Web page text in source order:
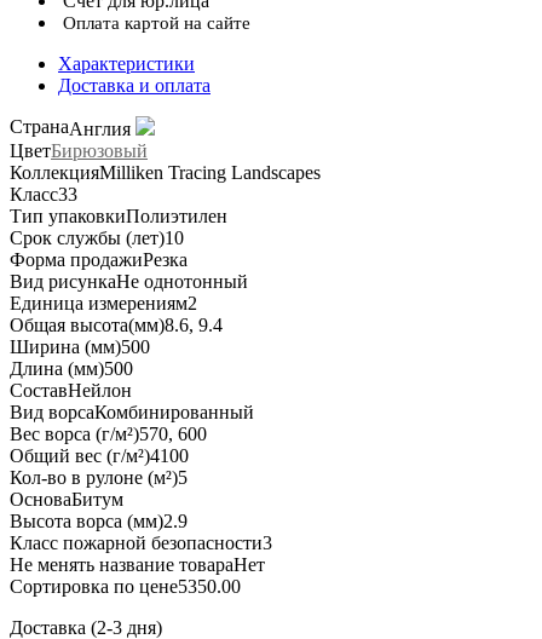
Оплата картой на сайте
Характеристики
Доставка и оплата
СтранаАнглия
ЦветБирюзовый
КоллекцияMilliken Tracing Landscapes
Класс33
Тип упаковкиПолиэтилен
Срок службы (лет)10
Форма продажиРезка
Вид рисункаНе однотонный
Единица измерениям2
Общая высота(мм)8.6, 9.4
Ширина (мм)500
Длина (мм)500
СоставНейлон
Вид ворсаКомбинированный
Вес ворса (г/м²)570, 600
Общий вес (г/м²)4100
Кол-во в рулоне (м²)5
ОсноваБитум
Высота ворса (мм)2.9
Класс пожарной безопасности3
Не менять название товараНет
Сортировка по цене5350.00
Доставка (2-3 дня)